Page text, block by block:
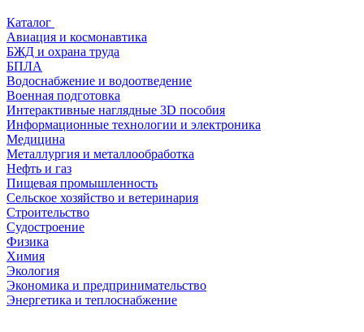
Каталог
Авиация и космонавтика
БЖД и охрана труда
БПЛА
Водоснабжение и водоотведение
Военная подготовка
Интерактивные наглядные 3D пособия
Информационные технологии и электроника
Медицина
Металлургия и металлообработка
Нефть и газ
Пищевая промышленность
Сельское хозяйство и ветеринария
Строительство
Судостроение
Физика
Химия
Экология
Экономика и предпринимательство
Энергетика и теплоснабжение